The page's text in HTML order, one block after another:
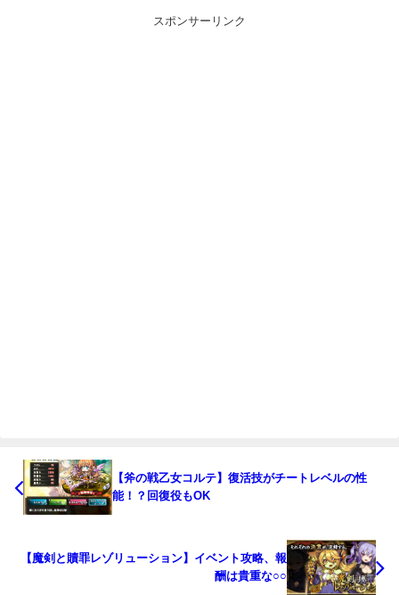
スポンサーリンク
【斧の戦乙女コルテ】復活技がチートレベルの性
能！？回復役もOK
【魔剣と贖罪レゾリューション】イベント攻略、報
酬は貴重な○○